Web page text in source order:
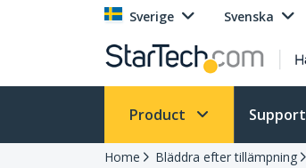
Sverige Svenska
Product Support
Home Bläddra efter tillämpning